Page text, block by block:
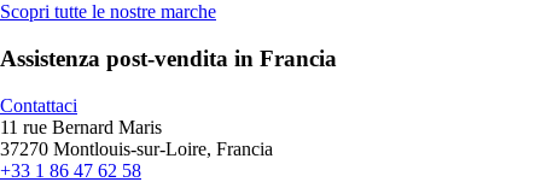
Scopri tutte le nostre marche
Assistenza post-vendita in Francia
Contattaci
11 rue Bernard Maris
37270 Montlouis-sur-Loire, Francia
+33 1 86 47 62 58